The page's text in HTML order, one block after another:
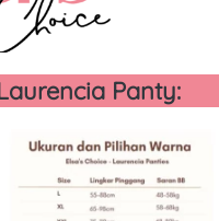
Panty: